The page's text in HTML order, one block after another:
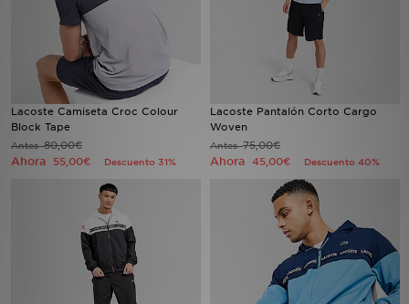
Lacoste Camiseta Croc Colour
Block Tape
Antes80,00€
Ahora 55,00€ Descuento 31%
Lacoste Pantalón Corto Cargo
Woven
Antes75,00€
Ahora 45,00€ Descuento 40%